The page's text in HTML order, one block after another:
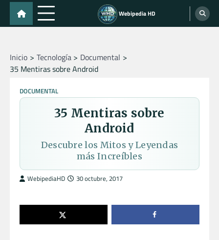
Skip
content
Webipedia HD
Inicio Tecnología
Documental
35 Mentiras sobre Android
DOCUMENTAL
35 Mentiras sobre
Android
Descubre los Mitos y Leyendas
más Increíbles
WebipediaHD 30 octubre, 2017